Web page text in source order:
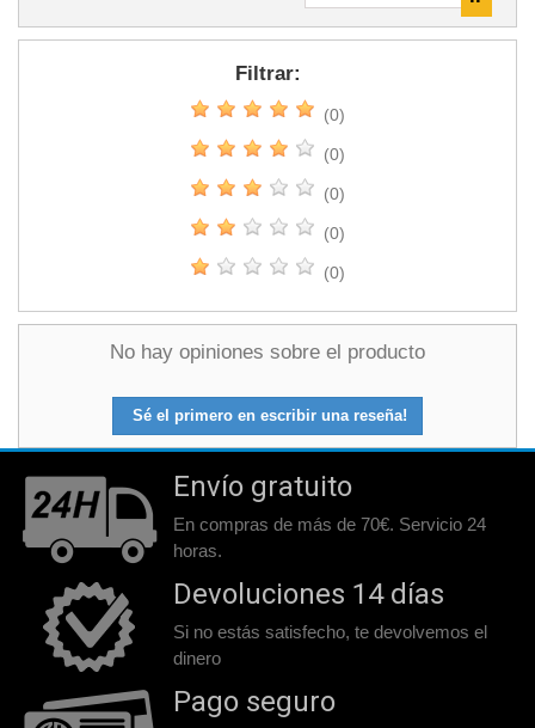
Filtrar:
(0)
(0)
(0)
(0)
(0)
No hay opiniones sobre el producto
Sé el primero en escribir una reseña!
Envío gratuito
En compras de más de 70€. Servicio 24
horas.
Devoluciones 14 días
Si no estás satisfecho, te devolvemos el
dinero
Pago seguro